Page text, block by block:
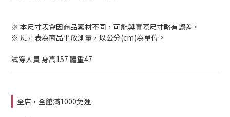
※ 本尺寸表會因商品素材不同，可能與實際尺寸略有誤差。
※ 尺寸表為商品平放測量，以公分(cm)為單位。
試穿人員 身高157 體重47
全店，全館滿1000免運